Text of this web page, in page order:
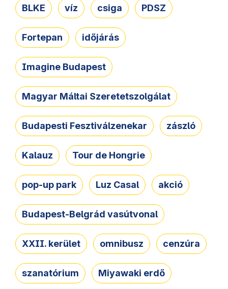
BLKE víz csiga PDSZ
Fortepan időjárás
Imagine Budapest
Magyar Máltai Szeretetszolgálat
Budapesti Fesztiválzenekar zászló
Kalauz Tour de Hongrie
pop-up park Luz Casal akció
Budapest-Belgrád vasútvonal
XXII. kerület omnibusz cenzúra
szanatórium Miyawaki erdő